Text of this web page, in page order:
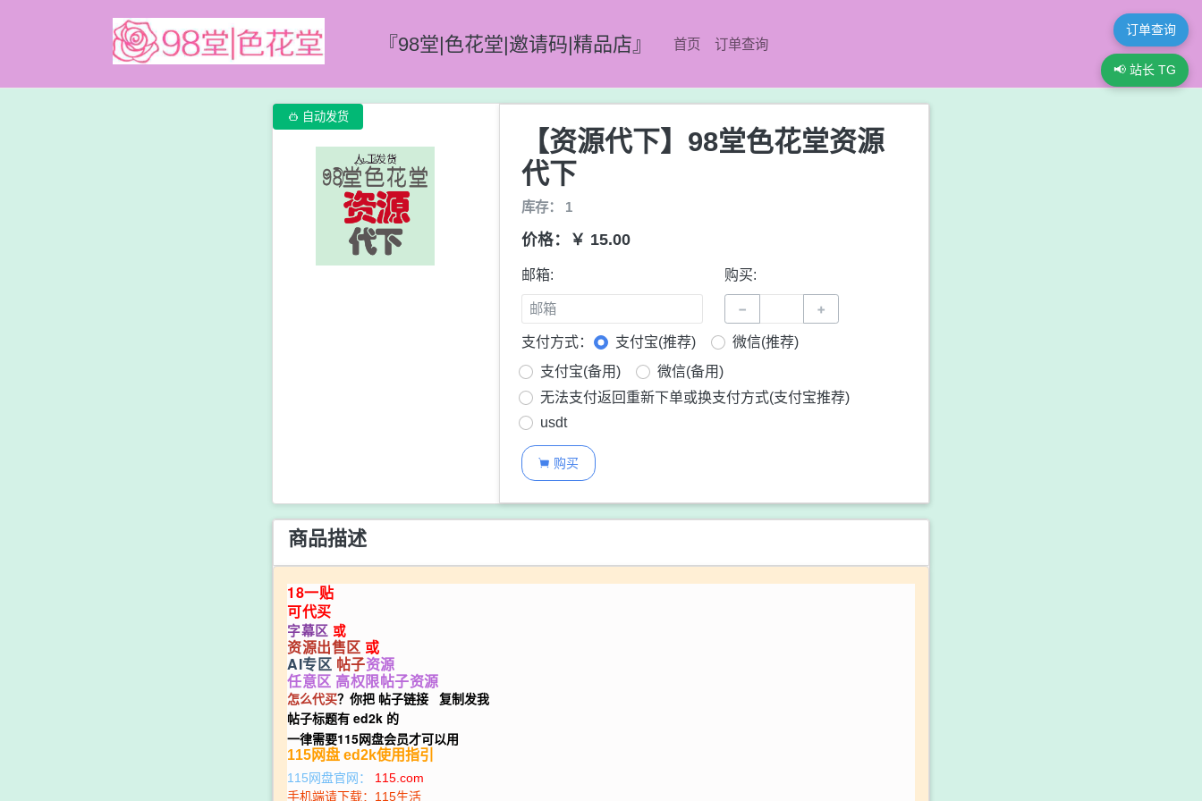
『98堂|色花堂|邀请码|精品店』 首页 订单查询
订单查询
📢 站长 TG
 自动发货
【资源代下】98堂色花堂资源
代下
库存： 1
价格：￥ 15.00
邮箱: 购买:
− +
支付方式： 支付宝(推荐)
微信(推荐)
支付宝(备用)
微信(备用)
无法支付返回重新下单或换支付方式(支付宝推荐)
usdt
 购买
商品描述
18一贴
可代买
字幕区 或
资源出售区 或
AI专区 帖子资源
任意区 高权限帖子资源
怎么代买？你把 帖子链接 复制发我
帖子标题有 ed2k 的
一律需要115网盘会员才可以用
115网盘 ed2k使用指引
115网盘官网： 115.com
手机端请下载：115生活